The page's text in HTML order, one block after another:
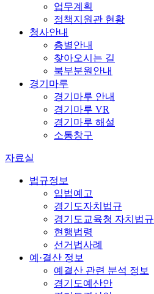
업무계획
정책지원관 현황
청사안내
층별안내
찾아오시는 길
북부분원안내
경기마루
경기마루 안내
경기마루 VR
경기마루 해설
소통창구
자료실
법규정보
입법예고
경기도자치법규
경기도교육청 자치법규
현행법령
선거법사례
예·결산 정보
예결산 관련 분석 정보
경기도예산안